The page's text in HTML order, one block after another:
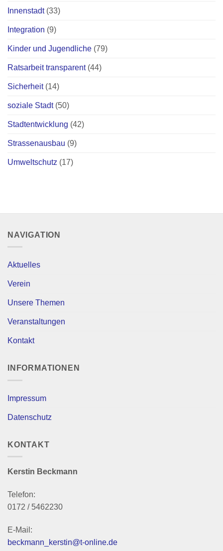
Innenstadt(33)
Integration (9)
Kinder und Jugendliche (79)
Ratsarbeit transparent(44)
Sicherheit(14)
soziale Stadt(50)
Stadtentwicklung (42)
Strassenausbau (9)
Umweltschutz (17)
NAVIGATION
Aktuelles
Verein
Unsere Themen
Veranstaltungen
Kontakt
INFORMATIONEN
Impressum
Datenschutz
KONTAKT
Kerstin Beckmann
Telefon:
0172 / 5462230
E-Mail:
beckmann_kerstin@t-online.de